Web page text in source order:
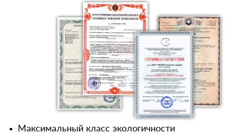
Максимальный класс экологичности